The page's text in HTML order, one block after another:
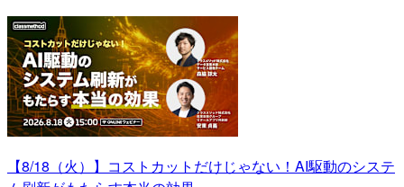
【8/18（火）】コストカットだけじゃない！AI駆動のシステ